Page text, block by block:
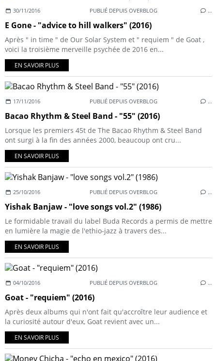
30/11/2016 PUBLIÉ DEPUIS OVERBLOG …
E Gone - "advice to hill walkers" (2016)
Après " in time " de Our Solar System et " requiem " de Goat ,
voici la troisième merveille psychée de 2016 en...
EN SAVOIR PLUS
17/11/2016 PUBLIÉ DEPUIS OVERBLOG …
Bacao Rhythm & Steel Band - "55" (2016)
Lorsque les premiers 45t de The Bacao Rhythm & Steel Band
ont surgi à la fin des années 2000, beaucoup ont cru...
EN SAVOIR PLUS
25/10/2016 PUBLIÉ DEPUIS OVERBLOG …
Yishak Banjaw - "love songs vol.2" (1986)
Le formidable travail du label Buda Records a permis de mettre
en lumière la magie de l'ethio-jazz à travers des...
EN SAVOIR PLUS
04/10/2016 PUBLIÉ DEPUIS OVERBLOG …
Goat - "requiem" (2016)
Après deux albums qui n'ont fait qu'accroître leur audience et
la curiosité autour d'eux, Goat revient avec un...
EN SAVOIR PLUS